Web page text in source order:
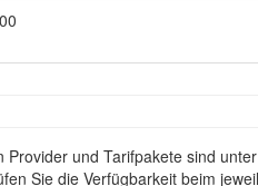
Provider und Tarifpakete sind
Sie die Verfügbarkeit beim